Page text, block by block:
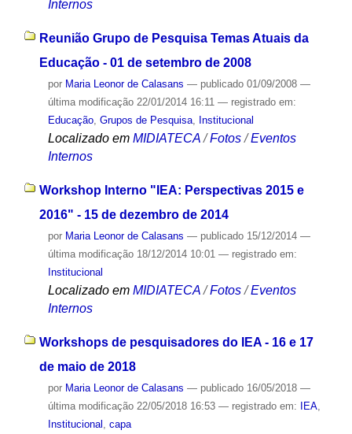
Internos
Reunião Grupo de Pesquisa Temas Atuais da
Educação - 01 de setembro de 2008
por Maria Leonor de Calasans — publicado01/09/2008 —
última modificação22/01/2014 16:11 — registrado em:
Educação, Grupos de Pesquisa, Institucional
Localizado em MIDIATECA /Fotos /Eventos
Internos
Workshop Interno "IEA: Perspectivas 2015 e
2016" - 15 de dezembro de 2014
por Maria Leonor de Calasans — publicado15/12/2014 —
última modificação18/12/2014 10:01 — registrado em:
Institucional
Localizado em MIDIATECA /Fotos /Eventos
Internos
Workshops de pesquisadores do IEA - 16 e 17
de maio de 2018
por Maria Leonor de Calasans — publicado16/05/2018 —
última modificação22/05/2018 16:53 — registrado em: IEA,
Institucional capa